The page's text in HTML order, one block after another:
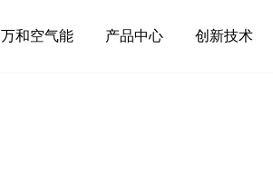
万和空气能 产品中心 创新技术